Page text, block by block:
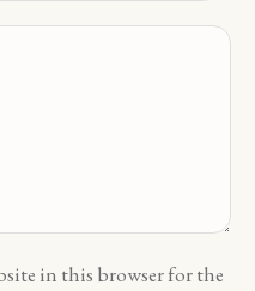
in this browser for the